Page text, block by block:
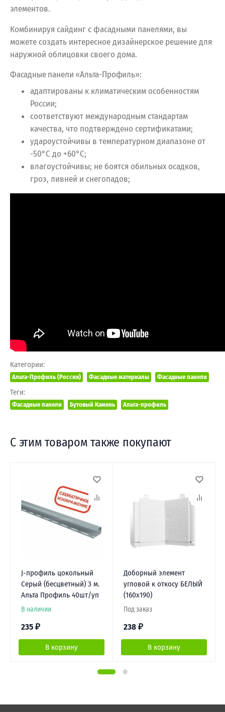
элементов.
Комбинируя сайдинг с фасадными панелями, вы
можете создать интересное дизайнерское решение для
наружной облицовки своего дома.
Фасадные панели «Альта-Профиль»:
адаптированы к климатическим особенностям
России;
соответствуют международным стандартам
качества, что подтверждено сертификатами;
удароустойчивы в температурном диапазоне от
-50°С до +60°С;
влагоустойчивы; не боятся обильных осадков,
гроз, ливней и снегопадов;
Категории:
Альта-Профиль (Россия) Фасадные материалы Фасадные панели
Теги:
Фасадные панели Бутовый Камень Альта-профиль
С этим товаром также покупают
J-профиль цокольный
Серый (бесцветный) 3 м.
Альта Профиль 40шт/уп
В наличии
235 ₽
В корзину
Доборный элемент
угловой к откосу БЕЛЫЙ
(160х190)
Под заказ
238 ₽
В корзину